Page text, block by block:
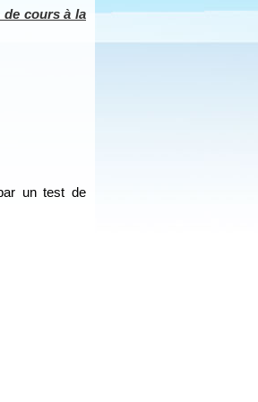
de cours à la
un test de